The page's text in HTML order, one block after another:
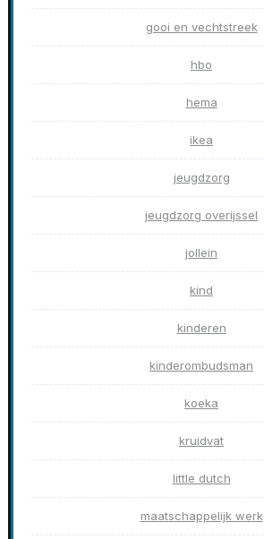
gooi en vechtstreek
hbo
hema
ikea
jeugdzorg
jeugdzorg overijssel
jollein
kind
kinderen
kinderombudsman
koeka
kruidvat
little dutch
maatschappelijk werk